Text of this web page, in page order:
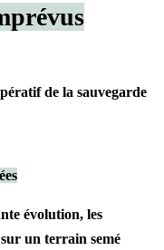
de la sauvegarde
évolution, les
un terrain semé